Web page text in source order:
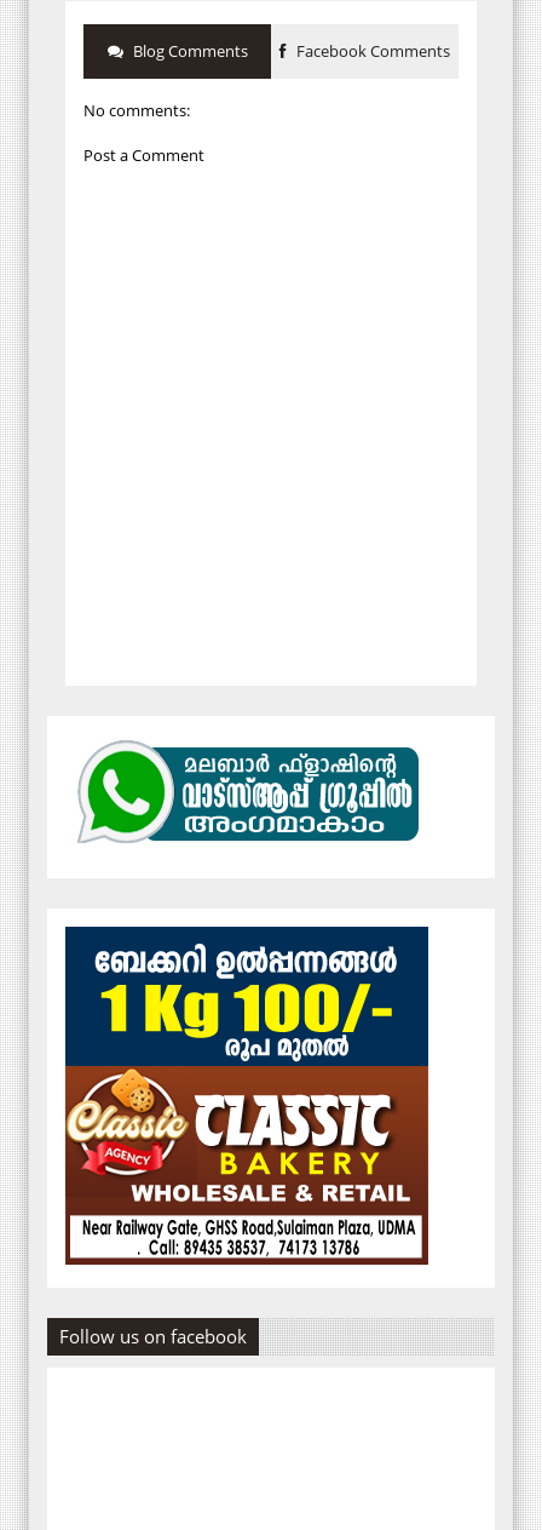
Blog Comments Facebook Comments
No comments:
Post a Comment
Follow us on facebook